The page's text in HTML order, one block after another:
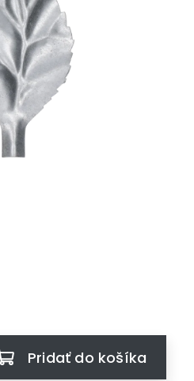
Pridať do košíka